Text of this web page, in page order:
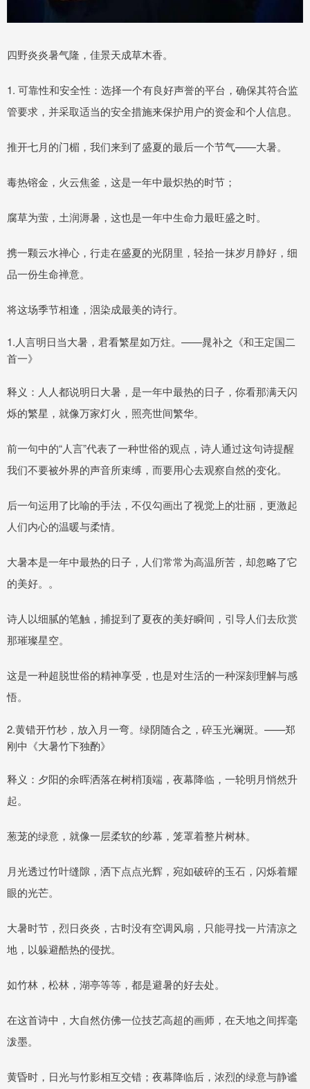
四野炎炎暑气隆，佳景天成草木香。
1. 可靠性和安全性：选择一个有良好声誉的平台，确保其符合监
管要求，并采取适当的安全措施来保护用户的资金和个人信息。
推开七月的门楣，我们来到了盛夏的最后一个节气——大暑。
毒热镕金，火云焦釜，这是一年中最炽热的时节；
腐草为萤，土润溽暑，这也是一年中生命力最旺盛之时。
携一颗云水禅心，行走在盛夏的光阴里，轻拾一抹岁月静好，细
品一份生命禅意。
将这场季节相逢，洇染成最美的诗行。
1.人言明日当大暑，君看繁星如万炷。——晁补之《和王定国二
首一》
释义：人人都说明日大暑，是一年中最热的日子，你看那满天闪
烁的繁星，就像万家灯火，照亮世间繁华。
前一句中的“人言”代表了一种世俗的观点，诗人通过这句诗提醒
我们不要被外界的声音所束缚，而要用心去观察自然的变化。
后一句运用了比喻的手法，不仅勾画出了视觉上的壮丽，更激起
人们内心的温暖与柔情。
大暑本是一年中最热的日子，人们常常为高温所苦，却忽略了它
的美好。。
诗人以细腻的笔触，捕捉到了夏夜的美好瞬间，引导人们去欣赏
那璀璨星空。
这是一种超脱世俗的精神享受，也是对生活的一种深刻理解与感
悟。
2.黄错开竹杪，放入月一弯。绿阴随合之，碎玉光斓斑。——郑
刚中《大暑竹下独酌》
释义：夕阳的余晖洒落在树梢顶端，夜幕降临，一轮明月悄然升
起。
葱茏的绿意，就像一层柔软的纱幕，笼罩着整片树林。
月光透过竹叶缝隙，洒下点点光辉，宛如破碎的玉石，闪烁着耀
眼的光芒。
大暑时节，烈日炎炎，古时没有空调风扇，只能寻找一片清凉之
地，以躲避酷热的侵扰。
如竹林，松林，湖亭等等，都是避暑的好去处。
在这首诗中，大自然仿佛一位技艺高超的画师，在天地之间挥毫
泼墨。
黄昏时，日光与竹影相互交错；夜幕降临后，浓烈的绿意与静谧